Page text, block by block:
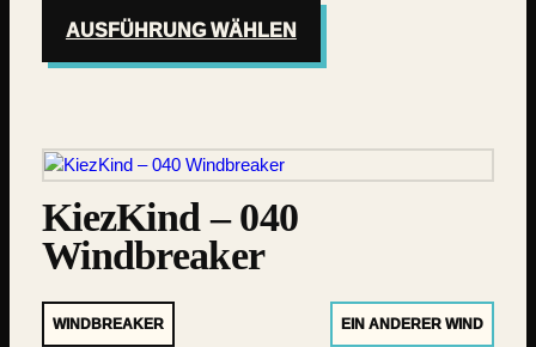
AUSFÜHRUNG WÄHLEN
KiezKind – 040
Windbreaker
WINDBREAKER EIN ANDERER WIND